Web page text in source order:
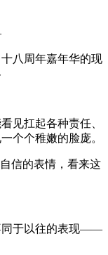
八周年嘉年华的现
见扛起各种责任、
个个稚嫩的脸庞。
信的表情，看来这
同于以往的表现——